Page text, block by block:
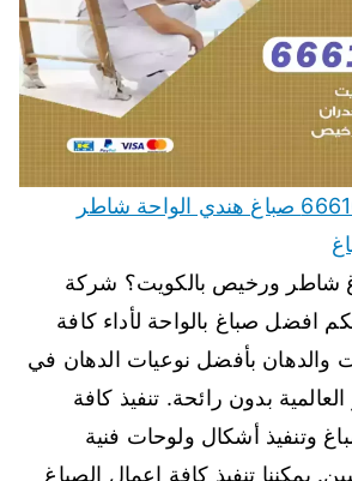
صباغ الواحة 66616884 صباغ هندي الواحة شاطر
شاطر ورخيص بالكويت؟ شركة
افضل صباغ بالواحة لأداء كافة
والدهان بأفضل نوعيات الدهان في
العالمية بدون رائحة. تنفيذ كافة
وتنفيذ أشكال ولوحات فنية
يمكننا تنفيذ كافة اعمال الصباغ